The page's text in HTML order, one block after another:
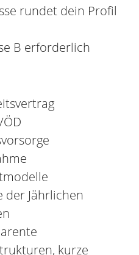
bitte Ihre Bewerbung
per E-Mail